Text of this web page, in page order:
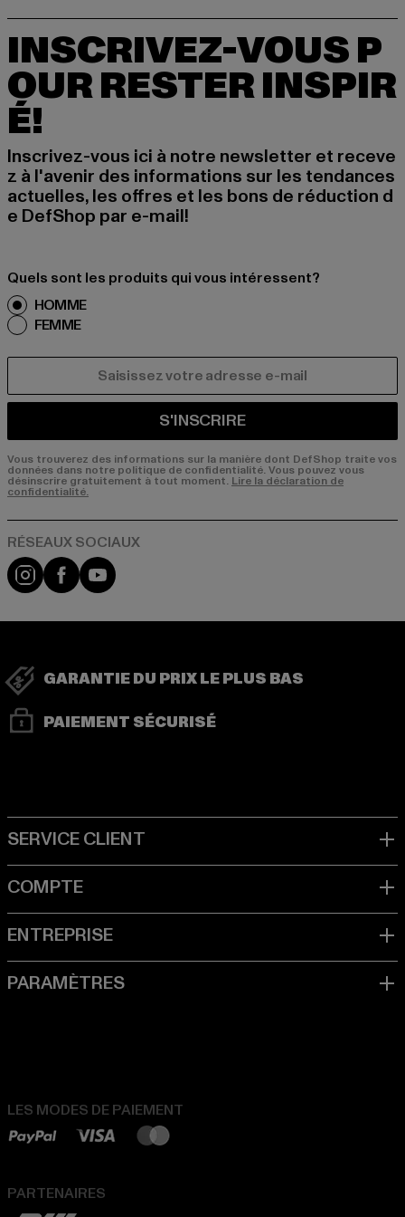
INSCRIVEZ-VOUS P
OUR RESTER INSPIR
É!
Inscrivez-vous ici à notre newsletter et receve
z à l'avenir des informations sur les tendances
actuelles, les offres et les bons de réduction d
e DefShop par e-mail!
Quels sont les produits qui vous intéressent?
HOMME
FEMME
S'INSCRIRE
Vous trouverez des informations sur la manière dont DefShop traite vos
données dans notre politique de confidentialité. Vous pouvez vous
désinscrire gratuitement à tout moment. Lire la déclaration de
confidentialité.
Visit our Instagram page:
Visit our Facebook page:
Visit our YouTube channel:
GARANTIE DU PRIX LE PLUS BAS
PAIEMENT SÉCURISÉ
LES MODES DE PAIEMENT
PARTENAIRES